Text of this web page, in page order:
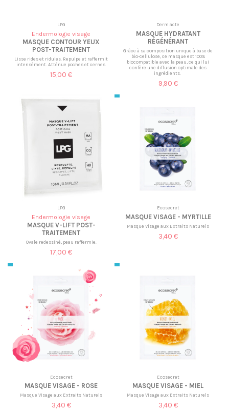
LPG
Endermologie visage
MASQUE CONTOUR YEUX
POST-TRAITEMENT
Lisse rides et ridules. Repulpe et raffermit
intensément. Atténue poches et cernes.
15,00 €
Derm acte
MASQUE HYDRATANT
RÉGÉNÉRANT
Grâce à sa composition unique à base de
bio-cellulose, ce masque est 100%
biocompatible avec la peau, ce qui lui
confère une diffusion optimale des
ingrédients.
9,90 €
LPG
Endermologie visage
MASQUE V-LIFT POST-
TRAITEMENT
Ovale redessiné, peau raffermie.
17,00 €
Ecosecret
MASQUE VISAGE - MYRTILLE
Masque Visage aux Extraits Naturels
3,40 €
Ecosecret
MASQUE VISAGE - ROSE
Masque Visage aux Extraits Naturels
3,40 €
Ecosecret
MASQUE VISAGE - MIEL
Masque Visage aux Extraits Naturels
3,40 €